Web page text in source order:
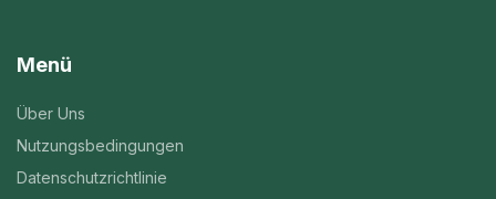
Menü
Über Uns
Nutzungsbedingungen
Datenschutzrichtlinie